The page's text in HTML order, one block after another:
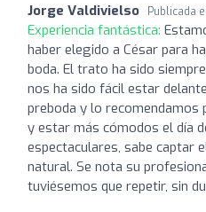
Jorge Valdivielso Publicada
Experiencia fantástica:
haber elegido a César para
boda. El trato ha sido
nos ha sido fácil estar
preboda y lo recomendamos
y estar más cómodos el día
espectaculares, sabe captar
natural. Se nota su
tuviésemos que repetir, sin